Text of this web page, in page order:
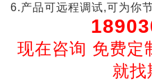
6.产品可远程调试,可为你
现在咨询 免费
就找